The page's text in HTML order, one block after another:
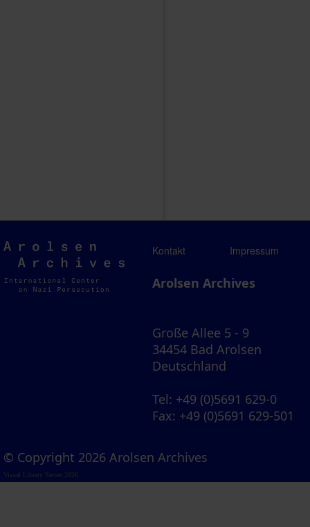
Arolsen
Archives
Kontakt Impressum
Arolsen Archives
Große Allee 5 - 9
34454 Bad Arolsen
Deutschland
Tel: +49 (0)5691 629-0
Fax: +49 (0)5691 629-501
© Copyright 2026 Arolsen Archives
Visual Library Server 2026